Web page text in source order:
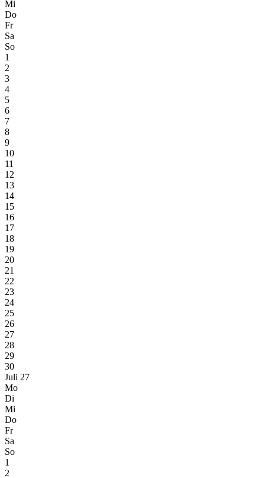
Mi
Do
Fr
Sa
So
1
2
3
4
5
6
7
8
9
10
11
12
13
14
15
16
17
18
19
20
21
22
23
24
25
26
27
28
29
30
Juli 27
Mo
Di
Mi
Do
Fr
Sa
So
1
2